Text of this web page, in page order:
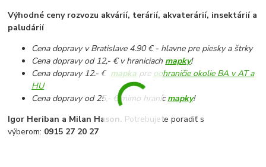
Výhodné ceny rozvozu akvárií, terárií, akvaterárií, insektárií a
paludárií
Cena dopravy v Bratislave 4.90 € - hlavne pre piesky a štrky
Cena dopravy od 12,- € v hraniciach mapky!
Cena dopravy 12.- € mapka pre pohraničie okolie BA v AT a
HU
Cena dopravy od 25,- € mimo hranícmapky!
Igor Heriban a Milan Hason. Potrebujete poradiť s
výberom: 0915 27 20 27